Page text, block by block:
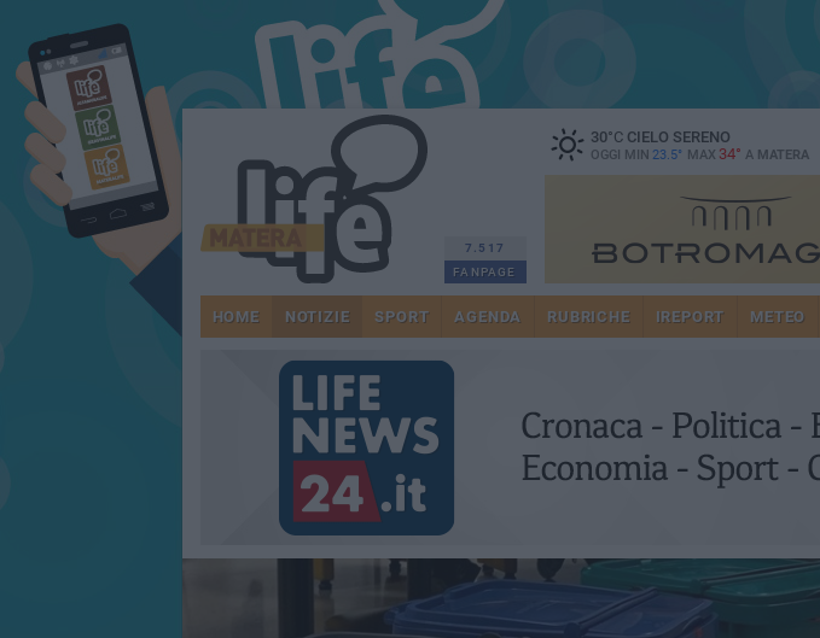
7.517
FANPAGE
30°CCIELO SERENO
OGGI MIN 23.5° MAX 34° A MATERA
HOME NOTIZIE SPORT AGENDA RUBRICHE IREPORT METEO